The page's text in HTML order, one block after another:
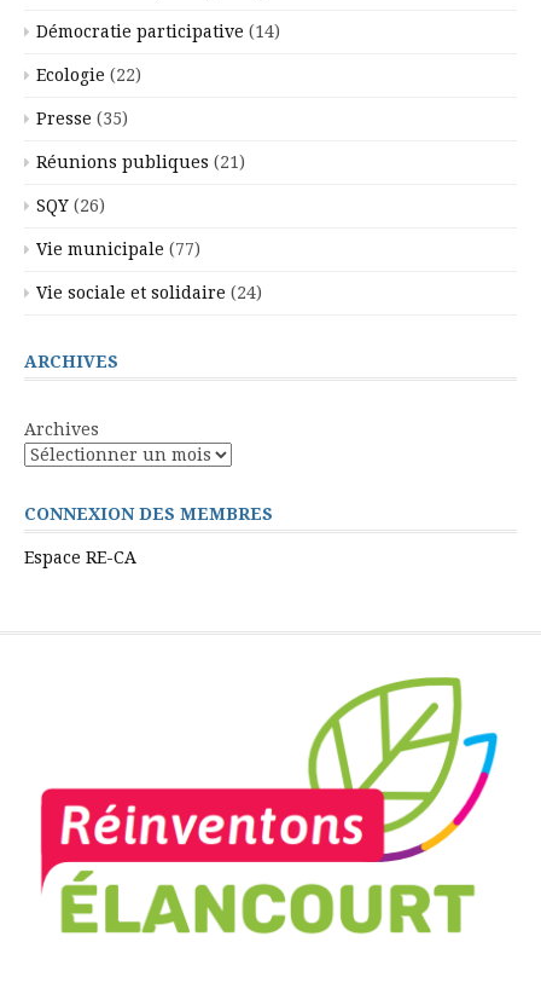
Démocratie participative (14)
Ecologie (22)
Presse (35)
Réunions publiques (21)
SQY (26)
Vie municipale (77)
Vie sociale et solidaire (24)
ARCHIVES
Archives
CONNEXION DES MEMBRES
Espace RE-CA